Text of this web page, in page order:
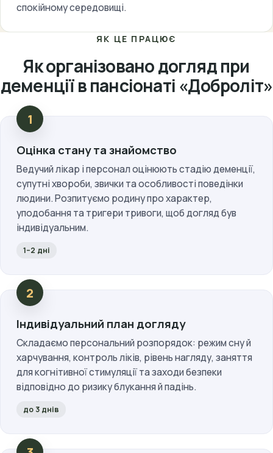
спокійному середовищі.
ЯК ЦЕ ПРАЦЮЄ
Як організовано догляд при
деменції в пансіонаті «Доброліт»
Оцінка стану та знайомство
Ведучий лікар і персонал оцінюють стадію деменції,
супутні хвороби, звички та особливості поведінки
людини. Розпитуємо родину про характер,
уподобання та тригери тривоги, щоб догляд був
індивідуальним.
1–2 дні
Індивідуальний план догляду
Складаємо персональний розпорядок: режим сну й
харчування, контроль ліків, рівень нагляду, заняття
для когнітивної стимуляції та заходи безпеки
відповідно до ризику блукання й падінь.
до 3 днів